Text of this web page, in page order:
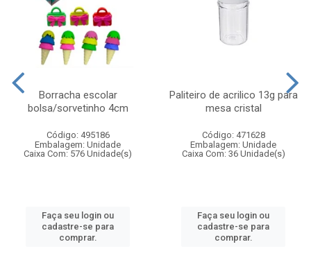
Borracha escolar
bolsa/sorvetinho 4cm
Código: 495186
Embalagem: Unidade
Caixa Com: 576 Unidade(s)
Faça seu login ou
cadastre-se para
comprar.
Paliteiro de acrilico 13g para
mesa cristal
Código: 471628
Embalagem: Unidade
Caixa Com: 36 Unidade(s)
Faça seu login ou
cadastre-se para
comprar.